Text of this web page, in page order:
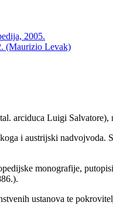
2005.
(Maurizio Levak)
arciduca Luigi
i austrijski
monografije,
ustanova te